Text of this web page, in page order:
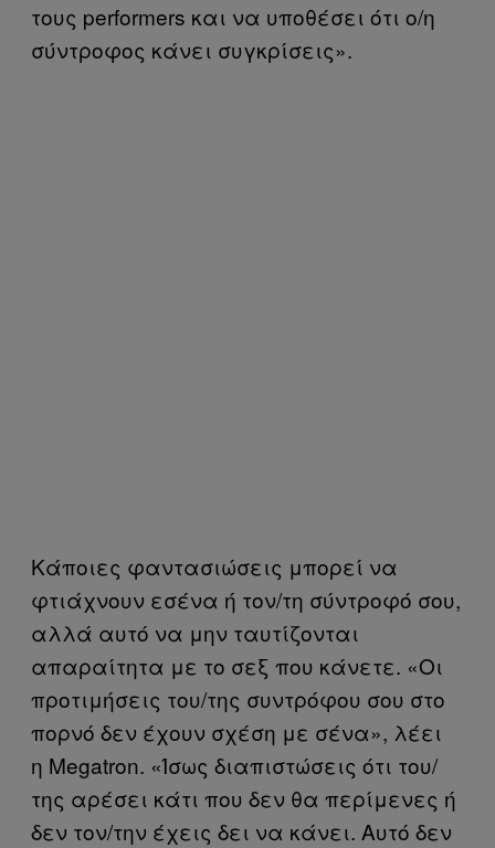
τους performers και να υποθέσει ότι ο/η
σύντροφος κάνει συγκρίσεις».
Κάποιες φαντασιώσεις μπορεί να
φτιάχνουν εσένα ή τον/τη σύντροφό σου,
αλλά αυτό να μην ταυτίζονται
απαραίτητα με το σεξ που κάνετε. «Οι
προτιμήσεις του/της συντρόφου σου στο
πορνό δεν έχουν σχέση με σένα», λέει
η Megatron. «Ίσως διαπιστώσεις ότι του/
της αρέσει κάτι που δεν θα περίμενες ή
δεν τον/την έχεις δει να κάνει. Αυτό δεν